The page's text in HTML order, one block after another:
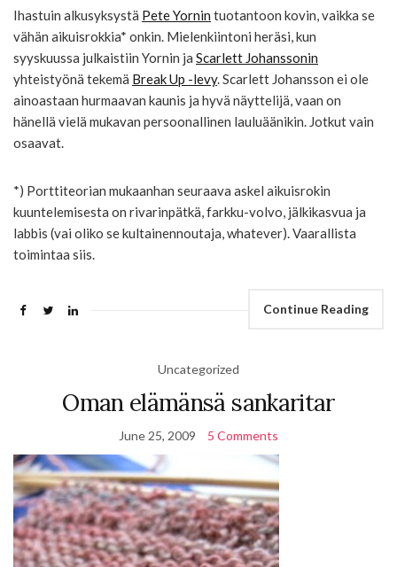
Ihastuin alkusyksystä Pete Yornin tuotantoon kovin, vaikka se
vähän aikuisrokkia* onkin. Mielenkiintoni heräsi, kun
syyskuussa julkaistiin Yornin ja Scarlett Johanssonin
yhteistyönä tekemä Break Up -levy. Scarlett Johansson ei ole
ainoastaan hurmaavan kaunis ja hyvä näyttelijä, vaan on
hänellä vielä mukavan persoonallinen lauluäänikin. Jotkut vain
osaavat.
*) Porttiteorian mukaanhan seuraava askel aikuisrokin
kuuntelemisesta on rivarinpätkä, farkku-volvo, jälkikasvua ja
labbis (vai oliko se kultainennoutaja, whatever). Vaarallista
toimintaa siis.
Continue Reading
Uncategorized
Oman elämänsä sankaritar
June 25, 2009 5 Comments